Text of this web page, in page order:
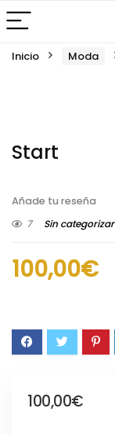
Inicio Moda
Start
Añade tu reseña
7
Sin categorizar
100,00€
100,00€